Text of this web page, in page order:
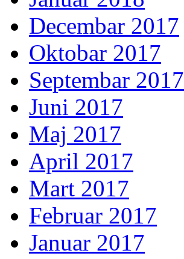
Decembar 2017
Oktobar 2017
Septembar 2017
Juni 2017
Maj 2017
April 2017
Mart 2017
Februar 2017
Januar 2017